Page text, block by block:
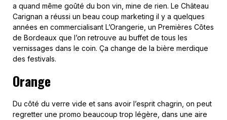
a quand même goûté du bon vin, mine de rien. Le Château
Carignan a réussi un beau coup marketing il y a quelques
années en commercialisant L’Orangerie, un Premières Côtes
de Bordeaux que l’on retrouve au buffet de tous les
vernissages dans le coin. Ça change de la bière merdique
des festivals.
Orange
Du côté du verre vide et sans avoir l’esprit chagrin, on peut
regretter une promo beaucoup trop légère, dans une aire